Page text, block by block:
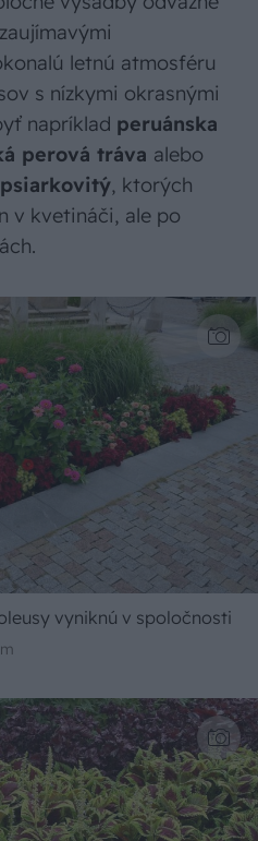
letnú atmosféru
s nízkymi okrasnými
napríklad peruánska
perová tráva alebo
, ktorých
v kvetináči, ale po
vyniknú v spoločnosti